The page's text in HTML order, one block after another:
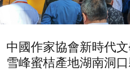
中國作家協會新時代
雪峰蜜桔產地湖南洞